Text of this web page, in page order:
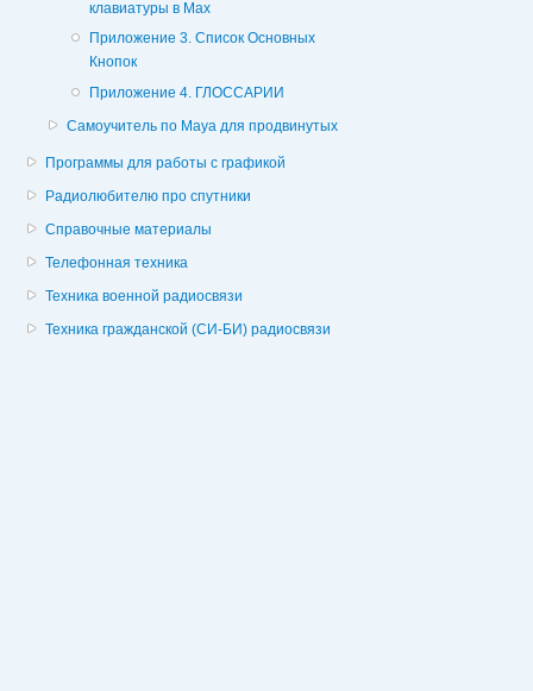
клавиатуры в Мах
Приложение 3. Список Основных
Кнопок
Приложение 4. ГЛОССАРИИ
Самоучитель по Maya для продвинутых
Программы для работы с графикой
Радиолюбителю про спутники
Справочные материалы
Телефонная техника
Техника военной радиосвязи
Техника гражданской (СИ-БИ) радиосвязи